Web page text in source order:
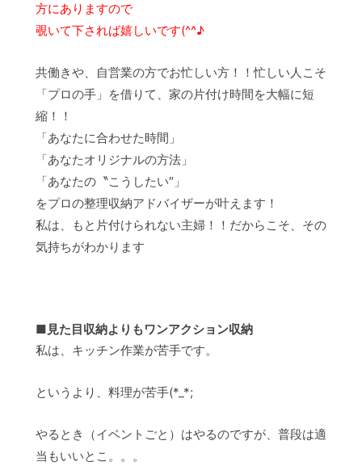
方にありますので
覗いて下されば嬉しいです(^^♪
共働きや、自営業の方でお忙しい方！！忙しい人こそ
「プロの手」を借りて、家の片付け時間を大幅に短
縮！！
「あなたに合わせた時間」
「あなたオリジナルの方法」
「あなたの〝こうしたい″」
をプロの整理収納アドバイザーが叶えます！
私は、もと片付けられない主婦！！だからこそ、その
気持ちがわかります
■見た目収納よりもワンアクション収納
私は、キッチン作業が苦手です。
というより、料理が苦手(*_*;
やるとき（イベントごと）はやるのですが、普段は適
当もいいとこ。。。